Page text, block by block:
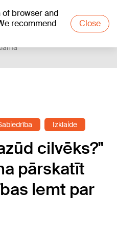
of browser and
recommend
Close
Izklaide
cilvēks?"
pārskatīt
lemt par